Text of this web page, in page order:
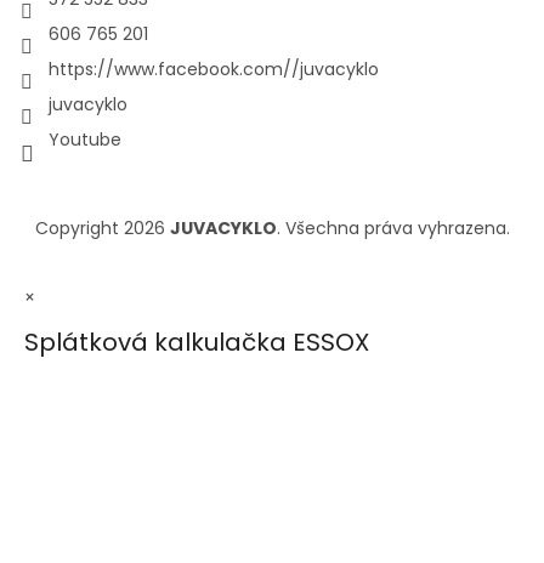
606 765 201
https://www.facebook.com//juvacyklo
juvacyklo
Youtube
Copyright 2026 JUVACYKLO. Všechna práva vyhrazena.
×
Splátková kalkulačka ESSOX